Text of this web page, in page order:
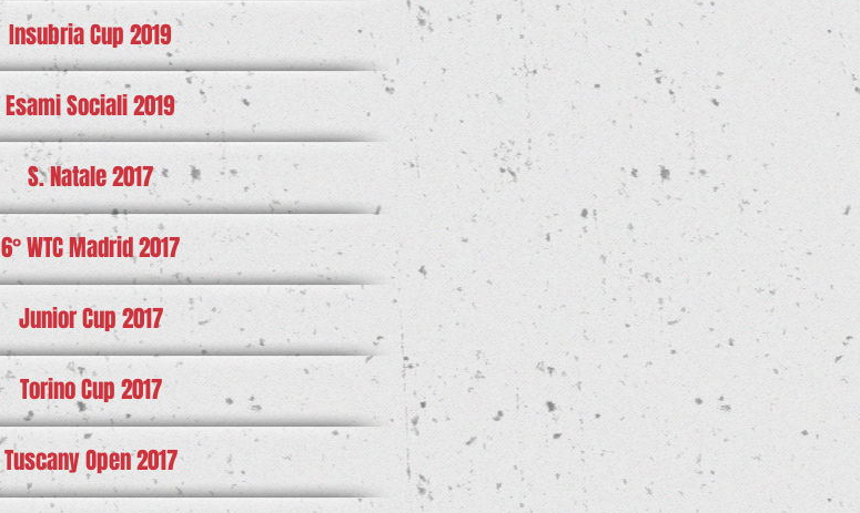
Insubria Cup 2019
Esami Sociali 2019
S. Natale 2017
6° WTC Madrid 2017
Junior Cup 2017
Torino Cup 2017
Tuscany Open 2017